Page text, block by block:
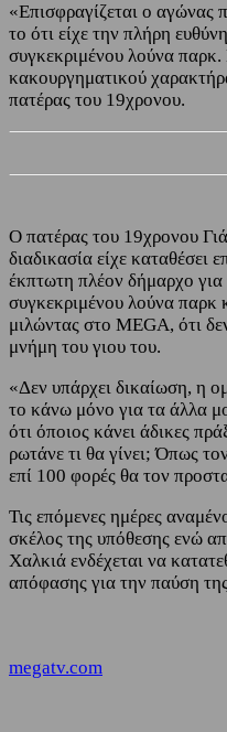
«Επισφραγίζεται ο αγώνας
το ότι είχε την πλήρη
συγκεκριμένου λούνα παρκ.
κακουργηματικού
πατέρας του 19χρονου.
Ο πατέρας του 19χρονου
διαδικασία είχε καταθέσει
έκπτωτη πλέον δήμαρχο
συγκεκριμένου λούνα παρκ
μιλώντας στο MEGA, ότι
μνήμη του γιου του.
«Δεν υπάρχει δικαίωση, η
το κάνω μόνο για τα άλλα
ότι όποιος κάνει άδικες
ρωτάνε τι θα γίνει; Όπως
επί 100 φορές θα τον
Τις επόμενες ημέρες
σκέλος της υπόθεσης ενώ
Χαλκιά ενδέχεται να
απόφασης για την παύση
megatv.com